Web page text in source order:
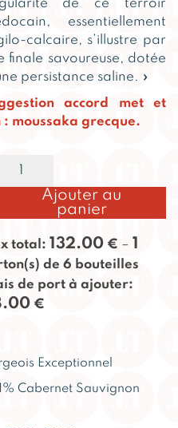
de ce terroir
essentiellement
calcaire, s’illustre par
finale savoureuse, dotée
persistance saline. »
accord met et
: moussaka grecque.
Ajouter au
panier
total: 132.00€ – 1
de 6 bouteilles
de port à ajouter:
€
Exceptionnel
Cabernet Sauvignon